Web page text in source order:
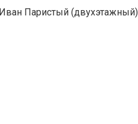
Паристый